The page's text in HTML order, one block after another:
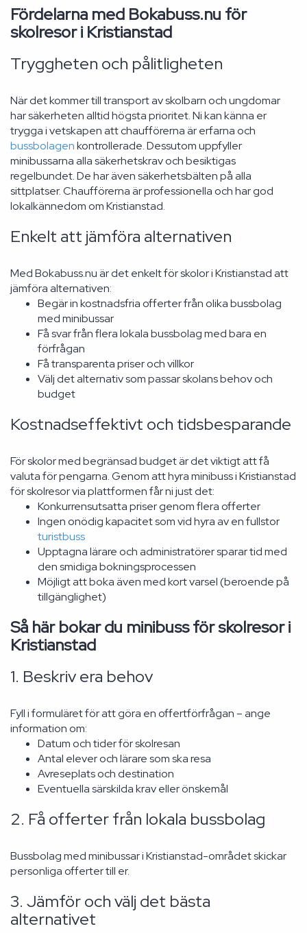
Fördelarna med Bokabuss.nu för
skolresor i Kristianstad
Tryggheten och pålitligheten
När det kommer till transport av skolbarn och ungdomar
har säkerheten alltid högsta prioritet. Ni kan känna er
trygga i vetskapen att chaufförerna är erfarna och
bussbolagenkontrollerade. Dessutom uppfyller
minibussarna alla säkerhetskrav och besiktigas
regelbundet. De har även säkerhetsbälten på alla
sittplatser. Chaufförerna är professionella och har god
lokalkännedom om Kristianstad.
Enkelt att jämföra alternativen
Med Bokabuss.nu är det enkelt för skolor i Kristianstad att
jämföra alternativen:
Begär in kostnadsfria offerter från olika bussbolag
med minibussar
Få svar från flera lokala bussbolag med bara en
förfrågan
Få transparenta priser och villkor
Välj det alternativ som passar skolans behov och
budget
Kostnadseffektivt och tidsbesparande
För skolor med begränsad budget är det viktigt att få
valuta för pengarna. Genom att hyra minibuss i Kristianstad
för skolresor via plattformen får ni just det:
Konkurrensutsatta priser genom flera offerter
Ingen onödig kapacitet som vid hyra av en fullstor
turistbuss
Upptagna lärare och administratörer sparar tid med
den smidiga bokningsprocessen
Möjligt att boka även med kort varsel (beroende på
tillgänglighet)
Så här bokar du minibuss för skolresor i
Kristianstad
1. Beskriv era behov
Fyll i formuläret för att göra en offertförfrågan – ange
information om:
Datum och tider för skolresan
Antal elever och lärare som ska resa
Avreseplats och destination
Eventuella särskilda krav eller önskemål
2. Få offerter från lokala bussbolag
Bussbolag med minibussar i Kristianstad-området skickar
personliga offerter till er.
3. Jämför och välj det bästa
alternativet